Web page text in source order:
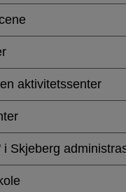
aktivitetssenter
i Skjeberg